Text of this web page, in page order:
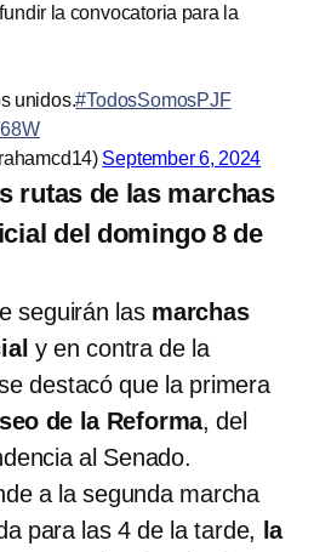
la convocatoria para la
unidos.#TodosSomosPJF
September 6, 2024
rutas de las marchas
del domingo 8 de
seguirán las marchas
y en contra de la
destacó que la primera
de la Reforma, del
al Senado.
a la segunda marcha
para las 4 de la tarde, la